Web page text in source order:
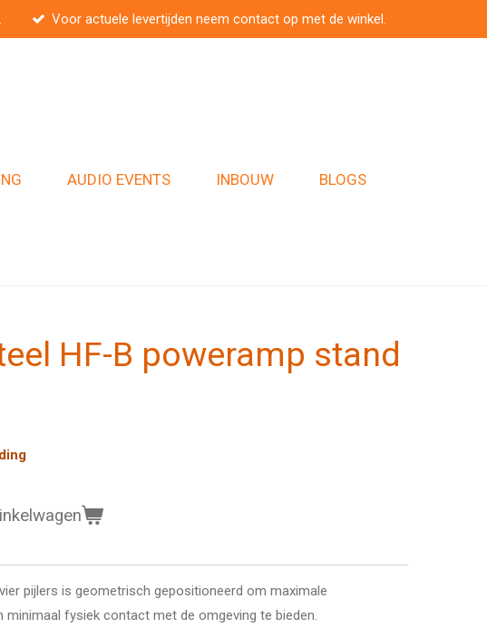
Voor actuele levertijden neem contact op met de winkel.
AUDIO EVENTS INBOUW BLOGS
HF-B poweramp stand
pijlers is geometrisch gepositioneerd om maximale
minimaal fysiek contact met de omgeving te bieden.